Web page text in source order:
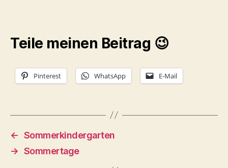
Teile meinen Beitrag 😉
Pinterest WhatsApp E-Mail
← Sommerkindergarten
→ Sommertage